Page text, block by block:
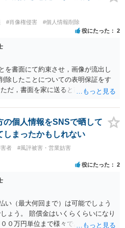
#肖像権侵害 #個人情報削除
役にたった 2
を書面にて約束させ，画像が流出し
除したことについての表明保証をす
だ，書面を家に送ると家族に不貞行
良いかと思われます。
の個人情報をSNSで晒して
しまったかもしれない
者
#風評被害・営業妨害
役にたった 2
い（最大何回まで）は可能でしょう
ょう。 賠償金はいくらくらいになり
０万円単位まで様々であり、不明で